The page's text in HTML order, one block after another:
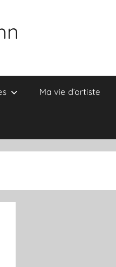
Ma vie d’artiste